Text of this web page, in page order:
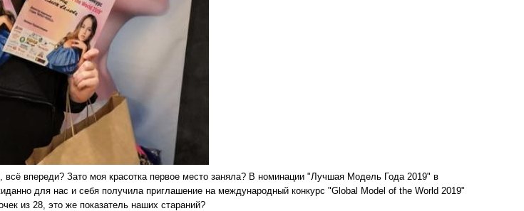
всё впереди? Зато моя красотка первое место заняла? В номинации "Лучшая Модель Года 2019" в
для нас и себя получила приглашение на международный конкурс "Global Model of the World 2019"
из 28, это же показатель наших стараний?